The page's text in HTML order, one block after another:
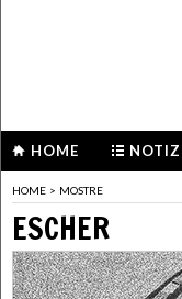
HOME
HOME > MOSTRE
ESCHER